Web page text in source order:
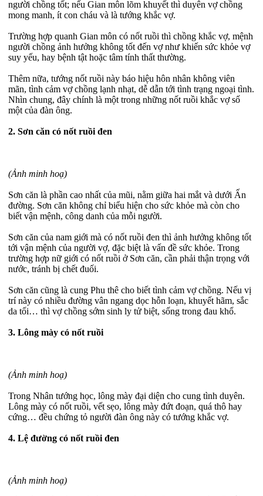
người chồng tốt; nếu Gian môn lõm khuyết thì duyên vợ chồng
mong manh, ít con cháu và là tướng khắc vợ.
Trường hợp quanh Gian môn có nốt ruồi thì chồng khắc vợ, mệnh
người chồng ảnh hưởng không tốt đến vợ như khiến sức khỏe vợ
suy yếu, hay bệnh tật hoặc tâm tính thất thường.
Thêm nữa, tướng nốt ruồi này báo hiệu hôn nhân không viên
mãn, tình cảm vợ chồng lạnh nhạt, dễ dẫn tới tình trạng ngoại tình.
Nhìn chung, đây chính là một trong những nốt ruồi khắc vợ số
một của đàn ông.
2. Sơn căn có nốt ruồi đen
(Ảnh minh hoạ)
Sơn căn là phần cao nhất của mũi, nằm giữa hai mắt và dưới Ấn
đường. Sơn căn không chỉ biểu hiện cho sức khỏe mà còn cho
biết vận mệnh, công danh của mỗi người.
Sơn căn của nam giới mà có nốt ruồi đen thì ảnh hưởng không tốt
tới vận mệnh của người vợ, đặc biệt là vấn đề sức khỏe. Trong
trường hợp nữ giới có nốt ruồi ở Sơn căn, cần phải thận trọng với
nước, tránh bị chết đuối.
Sơn căn cũng là cung Phu thê cho biết tình cảm vợ chồng. Nếu vị
trí này có nhiều đường vân ngang dọc hỗn loạn, khuyết hãm, sắc
da tối… thì vợ chồng sớm sinh ly tử biệt, sống trong đau khổ.
3. Lông mày có nốt ruồi
(Ảnh minh hoạ)
Trong Nhân tướng học, lông mày đại diện cho cung tình duyên.
Lông mày có nốt ruồi, vết sẹo, lông mày đứt đoạn, quá thô hay
cứng… đều chứng tỏ người đàn ông này có tướng khắc vợ.
4. Lệ đường có nốt ruồi đen
(Ảnh minh hoạ)